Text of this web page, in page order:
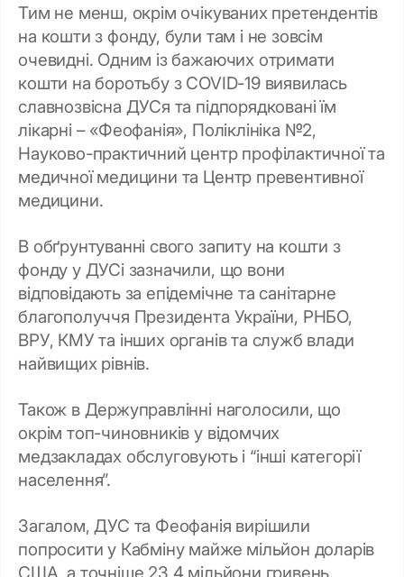
Тим не менш, окрім очікуваних претендентів
на кошти з фонду, були там і не зовсім
очевидні. Одним із бажаючих отримати
кошти на боротьбу з COVID-19 виявилась
славнозвісна ДУСя та підпорядковані їм
лікарні – «Феофанія», Поліклініка №2,
Науково-практичний центр профілактичної та
медичної медицини та Центр превентивної
медицини.
В обґрунтуванні свого запиту на кошти з
фонду у ДУСі зазначили, що вони
відповідають за епідемічне та санітарне
благополуччя Президента України, РНБО,
ВРУ, КМУ та інших органів та служб влади
найвищих рівнів.
Також в Держуправлінні наголосили, що
окрім топ-чиновників у відомчих
медзакладах обслуговують і “інші категорії
населення”.
Загалом, ДУС та Феофанія вирішили
попросити у Кабміну майже мільйон доларів